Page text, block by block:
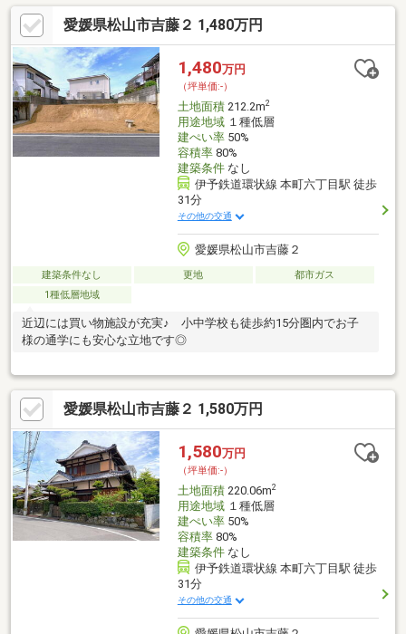
愛媛県松山市吉藤２ 1,480万円
1,480万円
（坪単価:-）
土地面積212.2m2
用途地域１種低層
建ぺい率50%
容積率80%
建築条件なし
伊予鉄道環状線 本町六丁目駅 徒歩
31分
その他の交通
愛媛県松山市吉藤２
建築条件なし 更地
都市ガス
1種低層地域
近辺には買い物施設が充実♪ 小中学校も徒歩約15分圏内でお子
様の通学にも安心な立地です◎
愛媛県松山市吉藤２ 1,580万円
1,580万円
（坪単価:-）
土地面積220.06m2
用途地域１種低層
建ぺい率50%
容積率80%
建築条件なし
伊予鉄道環状線 本町六丁目駅 徒歩
31分
その他の交通